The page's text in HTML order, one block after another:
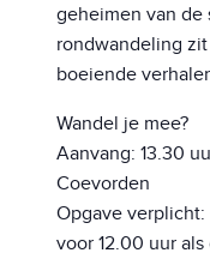
geheimen van de
rondwandeling
boeiende
Wandel je mee?
Aanvang: 13.30
Coevorden
Opgave verplicht:
voor 12.00 uur